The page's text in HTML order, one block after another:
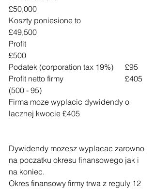
£50,000
Koszty poniesione to
£49,500
Profit
£500
Podatek (corporation tax 19%)  	£95
Profit netto firmy 				£405
(500 - 95)
Firma moze wyplacic dywidendy o
lacznej kwocie £405
Dywidendy mozesz wyplacac zarowno
na poczatku okresu finansowego jak i
na koniec.
Okres finansowy firmy trwa z reguly 12